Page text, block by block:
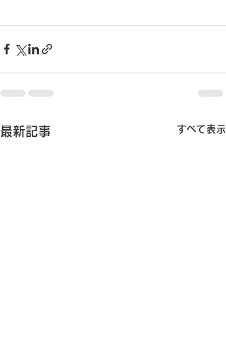
最新記事 すべて表示